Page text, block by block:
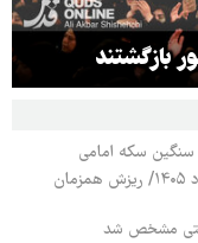
قیمت محصولات ایران خودرو چهارشنبه ۱۴ مرداد ۱۴۰۵/ ریزش همزمان
مشخص شد